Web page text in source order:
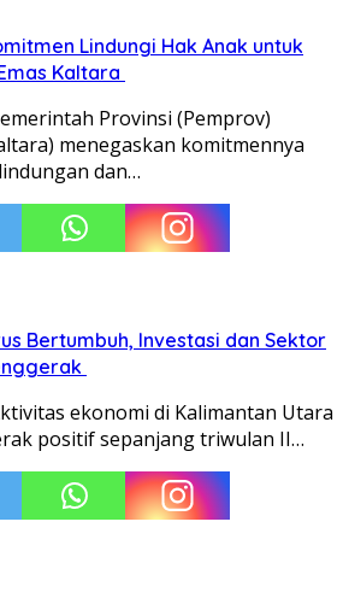
Lindungi Hak Anak untuk
Kaltara
Provinsi (Pemprov)
menegaskan komitmennya
dan…
Bertumbuh, Investasi dan Sektor
ekonomi di Kalimantan Utara
positif sepanjang triwulan II…